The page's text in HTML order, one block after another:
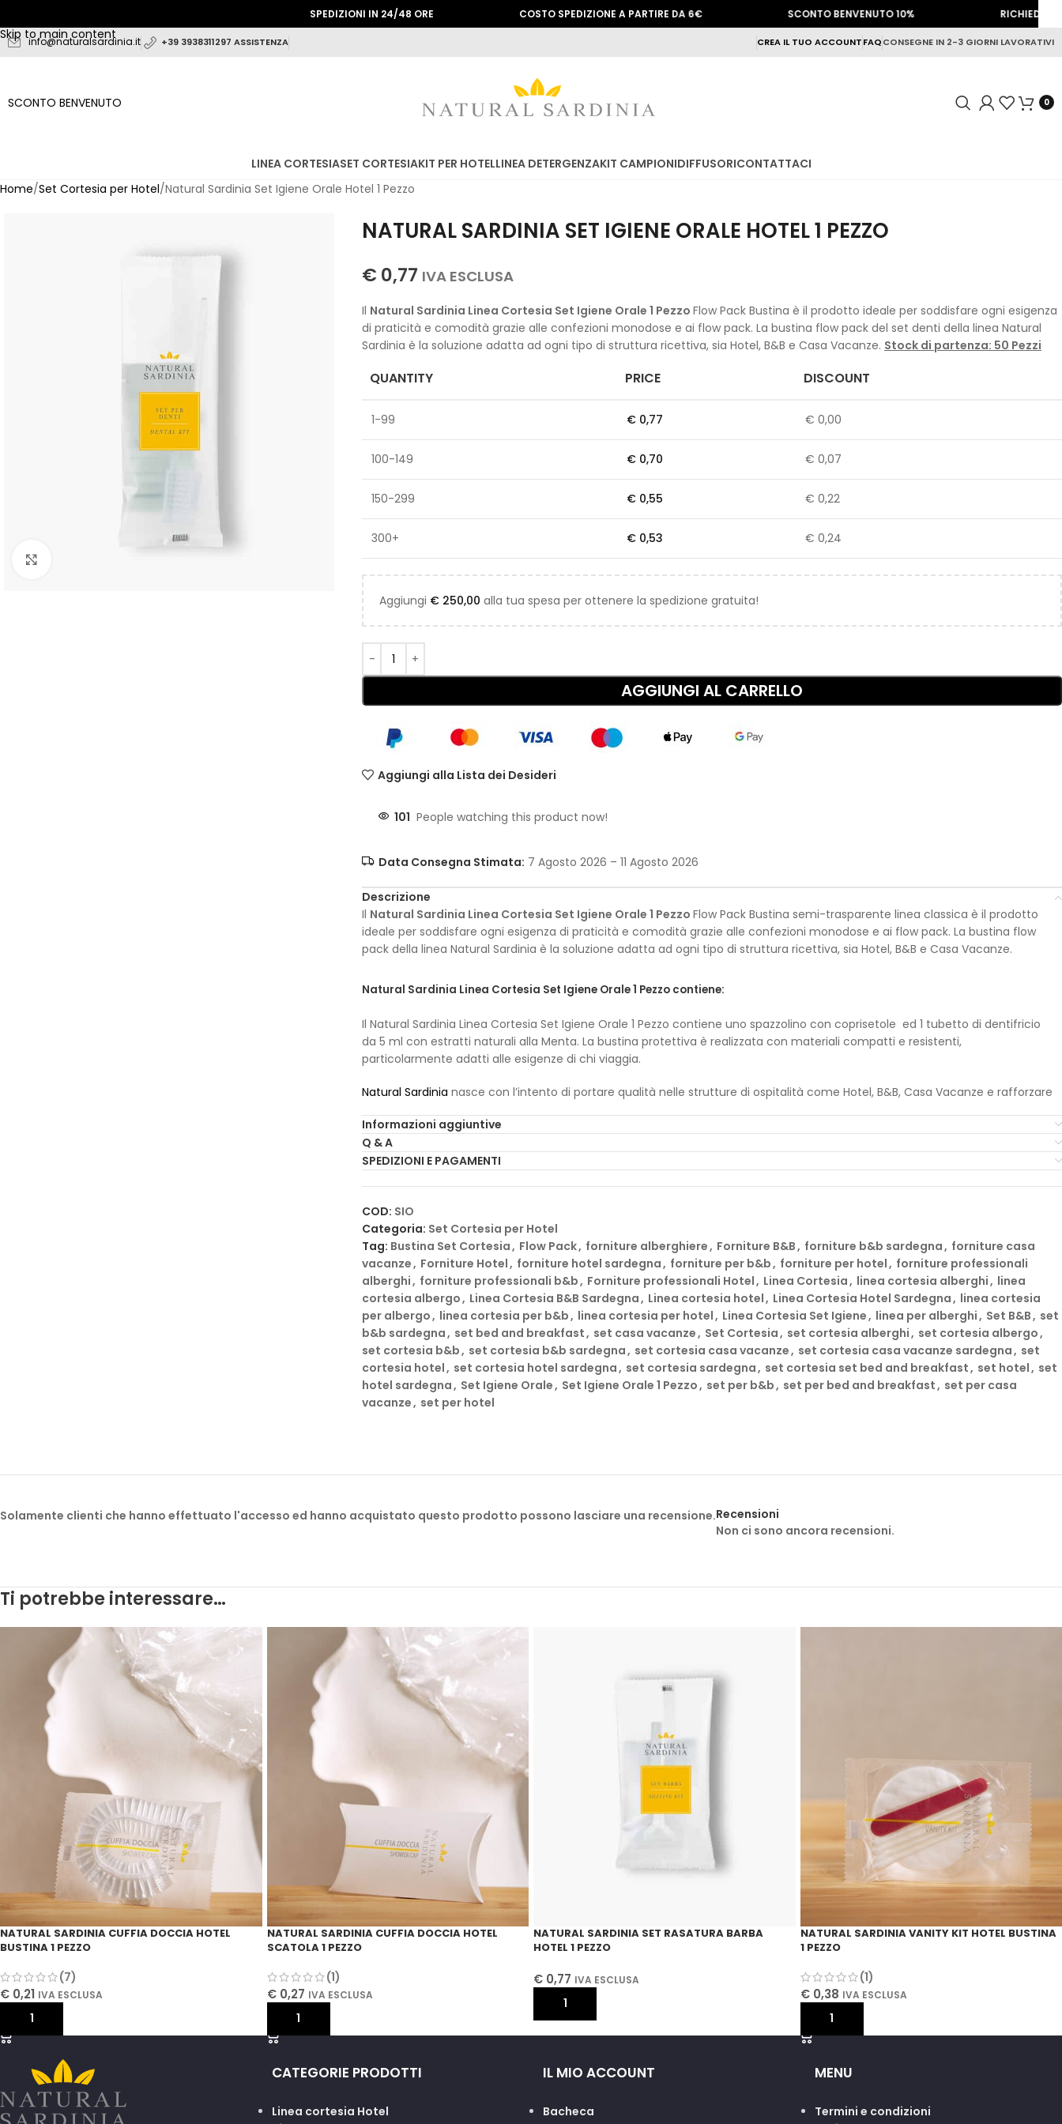
Skip to main content
info@naturalsardinia.it +39 3938311297 ASSISTENZA CREA IL TUO ACCOUNTFAQCONSEGNE IN 2-3 GIORNI LAVORATIVI
SCONTO BENVENUTO 0
LINEA CORTESIASET CORTESIAKIT PER HOTELLINEA DETERGENZAKIT CAMPIONIDIFFUSORICONTATTACI
Home Set Cortesia per Hotel Natural Sardinia Set Igiene Orale Hotel 1 Pezzo
NATURAL SARDINIA SET IGIENE ORALE HOTEL 1 PEZZO
€ 0,77 IVA ESCLUSA
Il Natural Sardinia Linea Cortesia Set Igiene Orale 1 Pezzo Flow Pack Bustina è il prodotto ideale per soddisfare ogni esigenza
di praticità e comodità grazie alle confezioni monodose e ai flow pack. La bustina flow pack del set denti della linea Natural
Sardinia è la soluzione adatta ad ogni tipo di struttura ricettiva, sia Hotel, B&B e Casa Vacanze. Stock di partenza: 50 Pezzi
QUANTITY PRICE DISCOUNT
1-99 € 0,77 € 0,00
100-149 € 0,70 € 0,07
150-299 € 0,55 € 0,22
300+ € 0,53 € 0,24
Aggiungi € 250,00 alla tua spesa per ottenere la spedizione gratuita!
AGGIUNGI AL CARRELLO
Aggiungi alla Lista dei Desideri
101 People watching this product now!
Data Consegna Stimata: 7 Agosto 2026 – 11 Agosto 2026
Descrizione
Il Natural Sardinia Linea Cortesia Set Igiene Orale 1 Pezzo Flow Pack Bustina semi-trasparente linea classica è il prodotto
ideale per soddisfare ogni esigenza di praticità e comodità grazie alle confezioni monodose e ai flow pack. La bustina flow
pack della linea Natural Sardinia è la soluzione adatta ad ogni tipo di struttura ricettiva, sia Hotel, B&B e Casa Vacanze.
Natural Sardinia Linea Cortesia Set Igiene Orale 1 Pezzo contiene:
Il Natural Sardinia Linea Cortesia Set Igiene Orale 1 Pezzo contiene uno spazzolino con coprisetole ed 1 tubetto di dentifricio
da 5 ml con estratti naturali alla Menta. La bustina protettiva è realizzata con materiali compatti e resistenti,
particolarmente adatti alle esigenze di chi viaggia.
Natural Sardinia nasce con l’intento di portare qualità nelle strutture di ospitalità come Hotel, B&B, Casa Vacanze e rafforzare
fragranza luminosa e piena di gioia, che raccoglie la pienezza di una vacanza in Sardegna e l’abbiamo unita a note che
sanno di pulito e freschezza.
La linea cortesia Natural Sardinia è prodotta dalla Natural Sardinia Srl, azienda del
Il Natural Sardinia Set Cortesia B&B e Hotel, appartenente alla prestigiosa linea cortesia, si configura come il prodotto
perfetto per rispondere a tutte le esigenze di praticità e comfort nelle strutture ricettive. La sua progettazione incentrata su
confezioni monouso garantisce un utilizzo agevole e igienico.
La raffinata Bustina Flow Pack della linea Natural Sardinia, oltre a essere pratica, si distingue per la sua eleganza, offrendo una
soluzione versatile e adatta a ogni contesto ospitante, che si tratti di un hotel di lusso, un accogliente bed and breakfast o
una casa vacanze. Eleva l’esperienza degli ospiti con questo set di cortesia di alta qualità.
Esplora la nostra gamma completa di set cortesia Natural Sardinia e trova la soluzione perfetta per il tuo Hotel o B&B. Dai ai
tuoi ospiti il regalo di una vacanza indimenticabile, arricchita dalla bellezza autentica della Sardegna.
d’eccellenza che vuole portare l’isola direttamente nelle stanze degli ospiti di ogni Hotel in Sardegna. La nostra missione è
trasformare l’ospite in un viaggiatore, offrendo non solo prodotti innovativi e di qualità, ma una vera e propria esperienza
Le nostre forniture hotel e B&B, totalmente made in Italy, sono professionali e di alta qualità, pensate per soddisfare ogni
Natural Sardinia si propone come il tuo alleato nella creazione di un’ospitalità distintiva. La fragranza luminosa è il nostro
segreto per regalare ai tuoi ospiti un viaggio sensoriale attraverso gli aromi caratteristici della Sardegna, creando un legame
autentico e indimenticabile tra il tuo hotel e l’isola.
Informazioni aggiuntive
Q & A
SPEDIZIONI E PAGAMENTI
COD: SIO
Categoria: Set Cortesia per Hotel
Tag: Bustina Set Cortesia, Flow Pack, forniture alberghiere, Forniture B&B, forniture b&b sardegna, forniture casa
vacanze, Forniture Hotel, forniture hotel sardegna, forniture per b&b, forniture per hotel, forniture professionali
alberghi, forniture professionali b&b, Forniture professionali Hotel, Linea Cortesia, linea cortesia alberghi, linea
cortesia albergo, Linea Cortesia B&B Sardegna, Linea cortesia hotel, Linea Cortesia Hotel Sardegna, linea cortesia
per albergo, linea cortesia per b&b, linea cortesia per hotel, Linea Cortesia Set Igiene, linea per alberghi, Set B&B, set
b&b sardegna, set bed and breakfast, set casa vacanze, Set Cortesia, set cortesia alberghi, set cortesia albergo,
set cortesia b&b, set cortesia b&b sardegna, set cortesia casa vacanze, set cortesia casa vacanze sardegna, set
cortesia hotel, set cortesia hotel sardegna, set cortesia sardegna, set cortesia set bed and breakfast, set hotel, set
hotel sardegna, Set Igiene Orale, Set Igiene Orale 1 Pezzo, set per b&b, set per bed and breakfast, set per casa
vacanze, set per hotel
Recensioni
Non ci sono ancora recensioni.
Solamente clienti che hanno effettuato l'accesso ed hanno acquistato questo prodotto possono lasciare una recensione.
Ti potrebbe interessare…
NATURAL SARDINIA CUFFIA DOCCIA HOTEL
BUSTINA 1 PEZZO
(7)
€ 0,21 IVA ESCLUSA
AGGIUNGI AL CARRELLO
NATURAL SARDINIA CUFFIA DOCCIA HOTEL
SCATOLA 1 PEZZO
(1)
€0,27 IVA ESCLUSA
AGGIUNGI AL CARRELLO
NATURAL SARDINIA SET RASATURA BARBA
HOTEL 1 PEZZO
€ 0,77 IVA ESCLUSA
AGGIUNGI AL CARRELLO
NATURAL SARDINIA VANITY KIT HOTEL BUSTINA
1 PEZZO
(1)
€0,38 IVA ESCLUSA
AGGIUNGI AL CARRELLO
CATEGORIE PRODOTTI
Linea cortesia Hotel
IL MIO ACCOUNT
Bacheca
MENU
Termini e condizioni
SPEDIZIONI IN 24/48 ORE COSTO SPEDIZIONE A PARTIRE DA 6€ SCONTO BENVENUTO 10% RICHIEDI LA TUA